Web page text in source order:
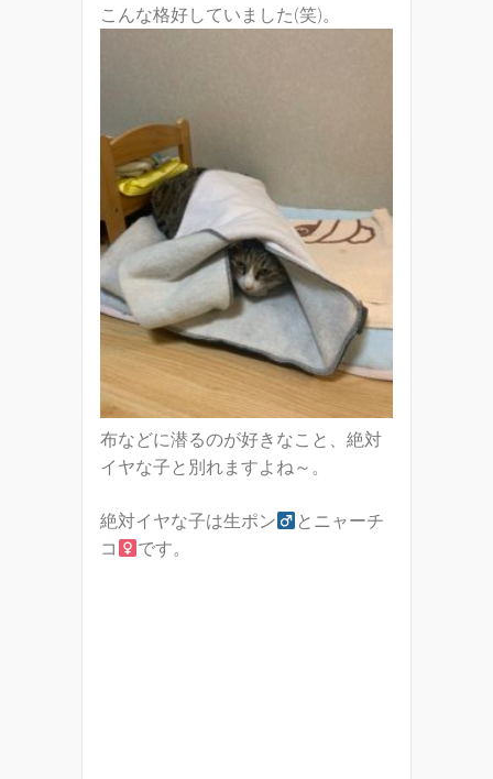
こんな格好していました(笑)。
布などに潜るのが好きなこと、絶対
イヤな子と別れますよね～。
絶対イヤな子は生ポン
とニャーチ
コ
です。